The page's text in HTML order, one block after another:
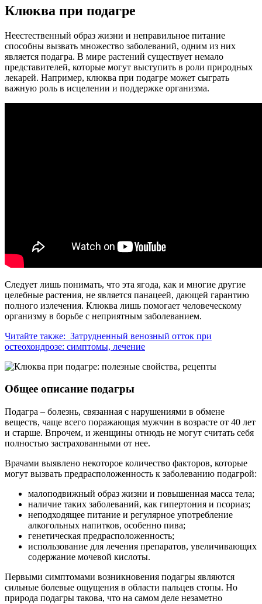
Клюква при подагре
Неестественный образ жизни и неправильное питание
способны вызвать множество заболеваний, одним из них
является подагра. В мире растений существует немало
представителей, которые могут выступить в роли природных
лекарей. Например, клюква при подагре может сыграть
важную роль в исцелении и поддержке организма.
Следует лишь понимать, что эта ягода, как и многие другие
целебные растения, не является панацеей, дающей гарантию
полного излечения. Клюква лишь помогает человеческому
организму в борьбе с неприятным заболеванием.
Читайте также: Затрудненный венозный отток при
остеохондрозе: симптомы, лечение
Общее описание подагры
Подагра – болезнь, связанная с нарушениями в обмене
веществ, чаще всего поражающая мужчин в возрасте от 40 лет
и старше. Впрочем, и женщины отнюдь не могут считать себя
полностью застрахованными от нее.
Врачами выявлено некоторое количество факторов, которые
могут вызвать предрасположенность к заболеванию подагрой:
малоподвижный образ жизни и повышенная масса тела;
наличие таких заболеваний, как гипертония и псориаз;
неподходящее питание и регулярное употребление
алкогольных напитков, особенно пива;
генетическая предрасположенность;
использование для лечения препаратов, увеличивающих
содержание мочевой кислоты.
Первыми симптомами возникновения подагры являются
сильные болевые ощущения в области пальцев стопы. Но
природа подагры такова, что на самом деле незаметно